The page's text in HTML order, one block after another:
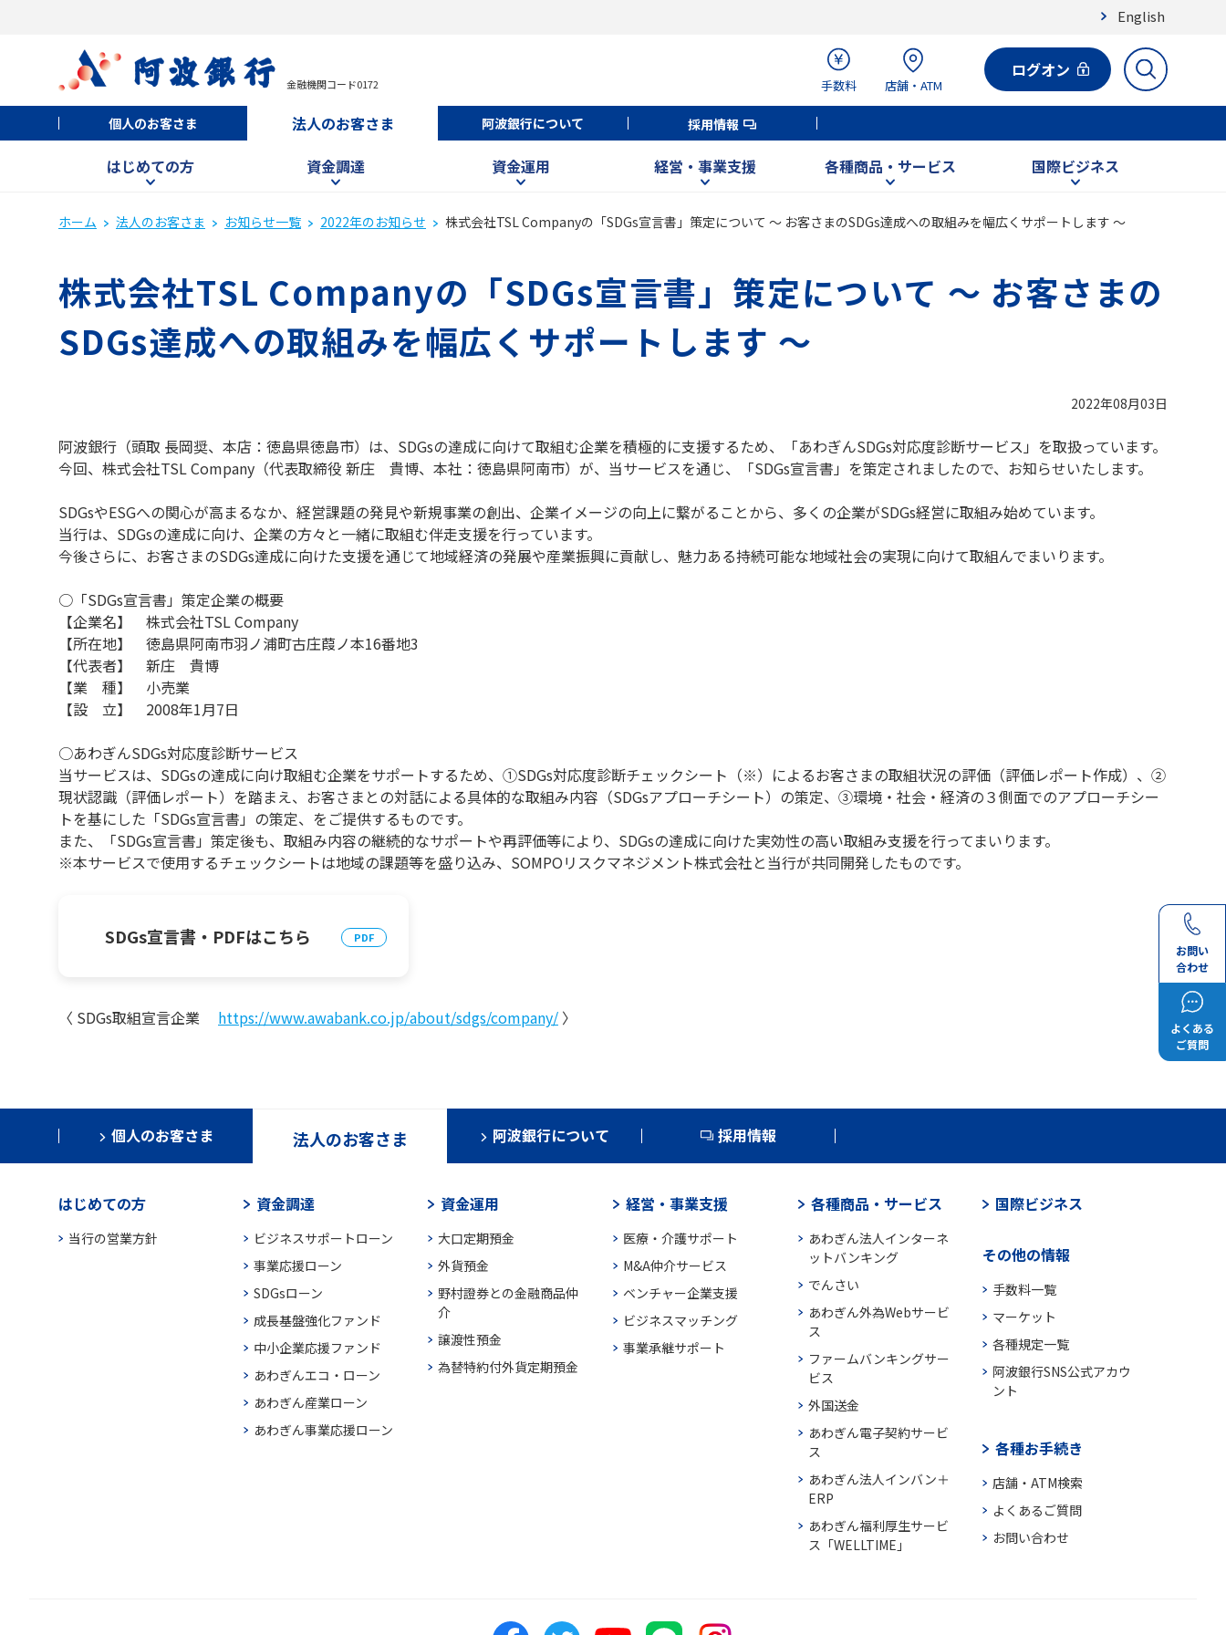
English
金融機関コード0172 手数料 店舗・ATM
ログオン
個人のお客さま 法人のお客さま 阿波銀行について 採用情報
はじめての方 資金調達 資金運用 経営・事業支援 各種商品・サービス 国際ビジネス
お問い
合わせ
よくある
ご質問
ホーム 法人のお客さま お知らせ一覧 2022年のお知らせ 株式会社TSL Companyの「SDGs宣言書」策定について ～ お客さまのSDGs達成への取組みを幅広くサポートします ～
株式会社TSL Companyの「SDGs宣言書」策定について ～ お客さまの
SDGs達成への取組みを幅広くサポートします ～
2022年08月03日
阿波銀行（頭取 長岡奨、本店：徳島県徳島市）は、SDGsの達成に向けて取組む企業を積極的に支援するため、「あわぎんSDGs対応度診断サービス」を取扱っています。
今回、株式会社TSL Company（代表取締役 新庄 貴博、本社：徳島県阿南市）が、当サービスを通じ、「SDGs宣言書」を策定されましたので、お知らせいたします。
SDGsやESGへの関心が高まるなか、経営課題の発見や新規事業の創出、企業イメージの向上に繋がることから、多くの企業がSDGs経営に取組み始めています。
当行は、SDGsの達成に向け、企業の方々と一緒に取組む伴走支援を行っています。
今後さらに、お客さまのSDGs達成に向けた支援を通じて地域経済の発展や産業振興に貢献し、魅力ある持続可能な地域社会の実現に向けて取組んでまいります。
○「SDGs宣言書」策定企業の概要
【企業名】 株式会社TSL Company
【所在地】 徳島県阿南市羽ノ浦町古庄葭ノ本16番地3
【代表者】 新庄 貴博
【業 種】 小売業
【設 立】 2008年1月7日
○あわぎんSDGs対応度診断サービス
当サービスは、SDGsの達成に向け取組む企業をサポートするため、①SDGs対応度診断チェックシート（※）によるお客さまの取組状況の評価（評価レポート作成）、②
現状認識（評価レポート）を踏まえ、お客さまとの対話による具体的な取組み内容（SDGsアプローチシート）の策定、③環境・社会・経済の３側面でのアプローチシー
トを基にした「SDGs宣言書」の策定、をご提供するものです。
また、「SDGs宣言書」策定後も、取組み内容の継続的なサポートや再評価等により、SDGsの達成に向けた実効性の高い取組み支援を行ってまいります。
※本サービスで使用するチェックシートは地域の課題等を盛り込み、SOMPOリスクマネジメント株式会社と当行が共同開発したものです。
SDGs宣言書・PDFはこちら
〈 SDGs取組宣言企業 https://www.awabank.co.jp/about/sdgs/company/ 〉
個人のお客さま 法人のお客さま 阿波銀行について 採用情報
はじめての方
当行の営業方針
資金調達
ビジネスサポートローン
事業応援ローン
SDGsローン
成長基盤強化ファンド
中小企業応援ファンド
あわぎんエコ・ローン
あわぎん産業ローン
あわぎん事業応援ローン
資金運用
大口定期預金
外貨預金
野村證券との金融商品仲
介
譲渡性預金
為替特約付外貨定期預金
経営・事業支援
医療・介護サポート
M&A仲介サービス
ベンチャー企業支援
ビジネスマッチング
事業承継サポート
各種商品・サービス
あわぎん法人インターネ
ットバンキング
でんさい
あわぎん外為Webサービ
ス
ファームバンキングサー
ビス
外国送金
あわぎん電子契約サービ
ス
あわぎん法人インバン＋
ERP
あわぎん福利厚生サービ
ス「WELLTIME」
国際ビジネス
その他の情報
手数料一覧
マーケット
各種規定一覧
阿波銀行SNS公式アカウ
ント
各種お手続き
店舗・ATM検索
よくあるご質問
お問い合わせ